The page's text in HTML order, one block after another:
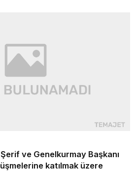
ve Genelkurmay Başkanı
katılmak üzere